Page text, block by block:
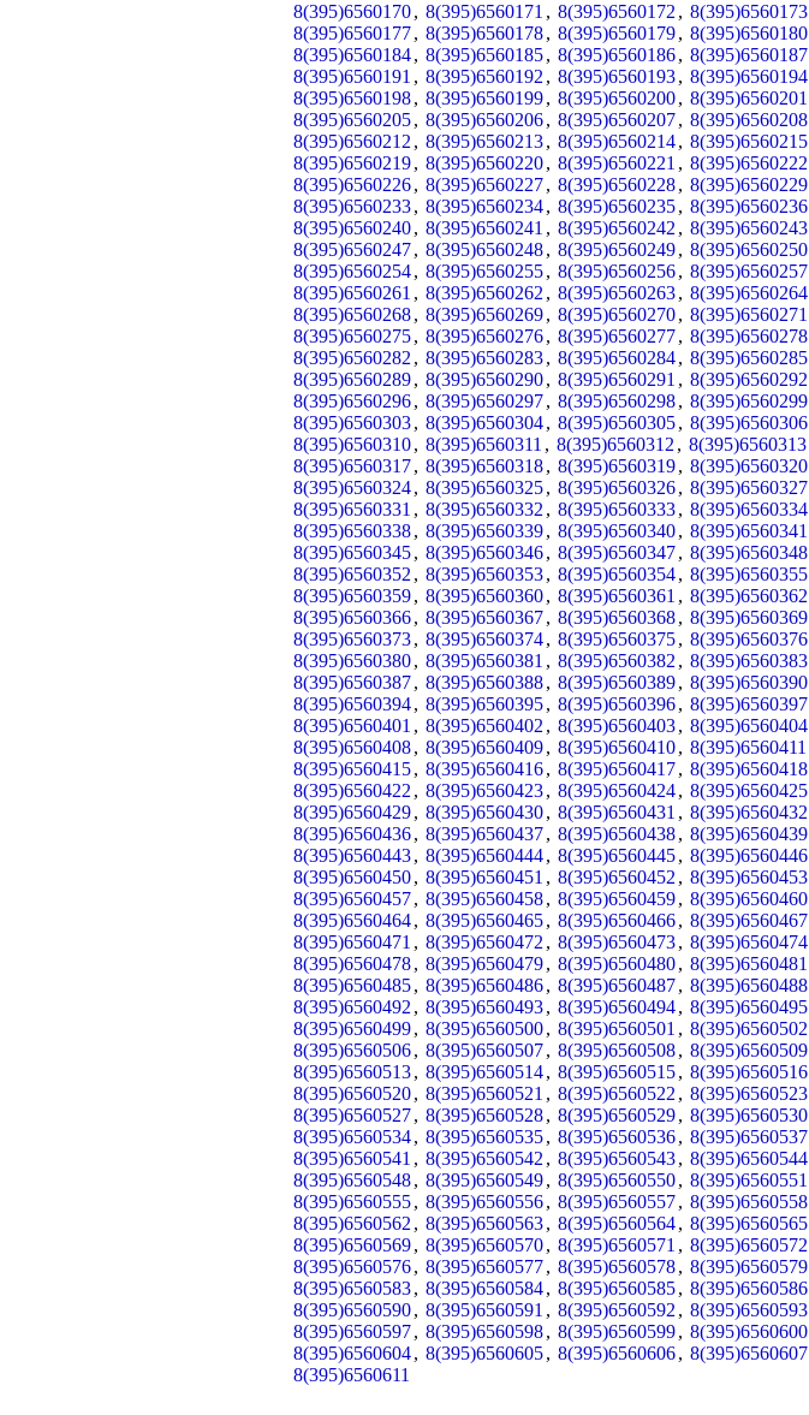
8(395)6560170, 8(395)6560171 , 8(395)6560172 , 8(395)6560173
8(395)6560177, 8(395)6560178, 8(395)6560179, 8(395)6560180
8(395)6560184, 8(395)6560185, 8(395)6560186, 8(395)6560187
8(395)6560191 , 8(395)6560192 , 8(395)6560193, 8(395)6560194
8(395)6560198, 8(395)6560199, 8(395)6560200, 8(395)6560201
8(395)6560205, 8(395)6560206, 8(395)6560207, 8(395)6560208
8(395)6560212 , 8(395)6560213, 8(395)6560214, 8(395)6560215
8(395)6560219, 8(395)6560220, 8(395)6560221 , 8(395)6560222
8(395)6560226, 8(395)6560227, 8(395)6560228, 8(395)6560229
8(395)6560233, 8(395)6560234, 8(395)6560235, 8(395)6560236
8(395)6560240, 8(395)6560241 , 8(395)6560242 , 8(395)6560243
8(395)6560247, 8(395)6560248, 8(395)6560249, 8(395)6560250
8(395)6560254, 8(395)6560255, 8(395)6560256, 8(395)6560257
8(395)6560261 , 8(395)6560262 , 8(395)6560263, 8(395)6560264
8(395)6560268, 8(395)6560269, 8(395)6560270, 8(395)6560271
8(395)6560275, 8(395)6560276, 8(395)6560277, 8(395)6560278
8(395)6560282 , 8(395)6560283, 8(395)6560284, 8(395)6560285
8(395)6560289, 8(395)6560290, 8(395)6560291 , 8(395)6560292
8(395)6560296, 8(395)6560297, 8(395)6560298, 8(395)6560299
8(395)6560303, 8(395)6560304, 8(395)6560305, 8(395)6560306
8(395)6560310, 8(395)6560311 , 8(395)6560312 , 8(395)6560313
8(395)6560317, 8(395)6560318, 8(395)6560319, 8(395)6560320
8(395)6560324, 8(395)6560325, 8(395)6560326, 8(395)6560327
8(395)6560331 , 8(395)6560332 , 8(395)6560333, 8(395)6560334
8(395)6560338, 8(395)6560339, 8(395)6560340, 8(395)6560341
8(395)6560345, 8(395)6560346, 8(395)6560347, 8(395)6560348
8(395)6560352 , 8(395)6560353, 8(395)6560354, 8(395)6560355
8(395)6560359, 8(395)6560360, 8(395)6560361 , 8(395)6560362
8(395)6560366, 8(395)6560367, 8(395)6560368, 8(395)6560369
8(395)6560373, 8(395)6560374, 8(395)6560375, 8(395)6560376
8(395)6560380, 8(395)6560381 , 8(395)6560382 , 8(395)6560383
8(395)6560387, 8(395)6560388, 8(395)6560389, 8(395)6560390
8(395)6560394, 8(395)6560395, 8(395)6560396, 8(395)6560397
8(395)6560401 , 8(395)6560402 , 8(395)6560403, 8(395)6560404
8(395)6560408, 8(395)6560409, 8(395)6560410, 8(395)6560411
8(395)6560415, 8(395)6560416, 8(395)6560417, 8(395)6560418
8(395)6560422 , 8(395)6560423, 8(395)6560424, 8(395)6560425
8(395)6560429, 8(395)6560430, 8(395)6560431 , 8(395)6560432
8(395)6560436, 8(395)6560437, 8(395)6560438, 8(395)6560439
8(395)6560443, 8(395)6560444, 8(395)6560445, 8(395)6560446
8(395)6560450, 8(395)6560451 , 8(395)6560452 , 8(395)6560453
8(395)6560457, 8(395)6560458, 8(395)6560459, 8(395)6560460
8(395)6560464, 8(395)6560465, 8(395)6560466, 8(395)6560467
8(395)6560471 , 8(395)6560472 , 8(395)6560473, 8(395)6560474
8(395)6560478, 8(395)6560479, 8(395)6560480, 8(395)6560481
8(395)6560485, 8(395)6560486, 8(395)6560487, 8(395)6560488
8(395)6560492 , 8(395)6560493, 8(395)6560494, 8(395)6560495
8(395)6560499, 8(395)6560500, 8(395)6560501 , 8(395)6560502
8(395)6560506, 8(395)6560507, 8(395)6560508, 8(395)6560509
8(395)6560513, 8(395)6560514, 8(395)6560515, 8(395)6560516
8(395)6560520, 8(395)6560521 , 8(395)6560522 , 8(395)6560523
8(395)6560527, 8(395)6560528, 8(395)6560529, 8(395)6560530
8(395)6560534, 8(395)6560535, 8(395)6560536, 8(395)6560537
8(395)6560541 , 8(395)6560542 , 8(395)6560543, 8(395)6560544
8(395)6560548, 8(395)6560549, 8(395)6560550, 8(395)6560551
8(395)6560555, 8(395)6560556, 8(395)6560557, 8(395)6560558
8(395)6560562 , 8(395)6560563, 8(395)6560564, 8(395)6560565
8(395)6560569, 8(395)6560570, 8(395)6560571 , 8(395)6560572
8(395)6560576, 8(395)6560577, 8(395)6560578, 8(395)6560579
8(395)6560583, 8(395)6560584, 8(395)6560585, 8(395)6560586
8(395)6560590, 8(395)6560591 , 8(395)6560592 , 8(395)6560593
8(395)6560597, 8(395)6560598, 8(395)6560599, 8(395)6560600
8(395)6560604, 8(395)6560605, 8(395)6560606, 8(395)6560607
8(395)6560611